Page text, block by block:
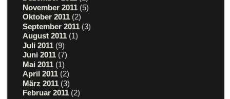
November 2011 (5)
Oktober 2011 (2)
September 2011 (3)
August 2011 (1)
Juli 2011 (9)
Juni 2011 (7)
Mai 2011 (1)
April 2011 (2)
März 2011 (3)
Februar 2011 (2)